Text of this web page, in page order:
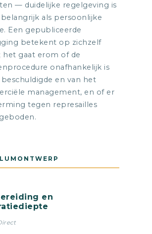
— duidelijke regelgeving is
als persoonlijke
Een gepubliceerde
betekent op zichzelf
het gaat erom of de
onafhankelijk is
beschuldigde en van het
management, en of er
tegen represailles
en